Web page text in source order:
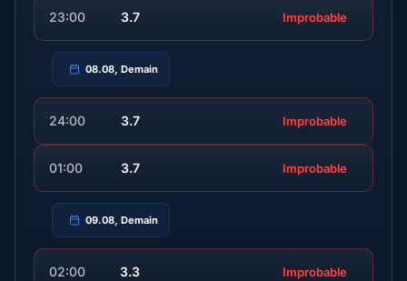
23:00 3.7 Improbable
08.08, Demain
24:00 3.7 Improbable
01:00 3.7 Improbable
09.08, Demain
02:00 3.3 Improbable